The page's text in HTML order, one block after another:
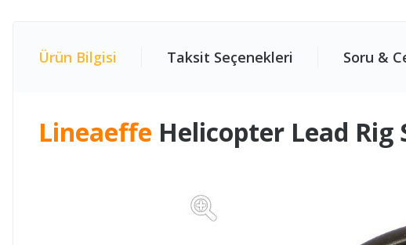
Ürün Bilgisi Taksit Seçenekleri Soru &
Lineaeffe Helicopter Lead Rig